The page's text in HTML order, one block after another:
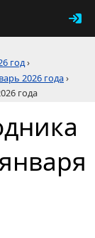
год›
2026 года›
года